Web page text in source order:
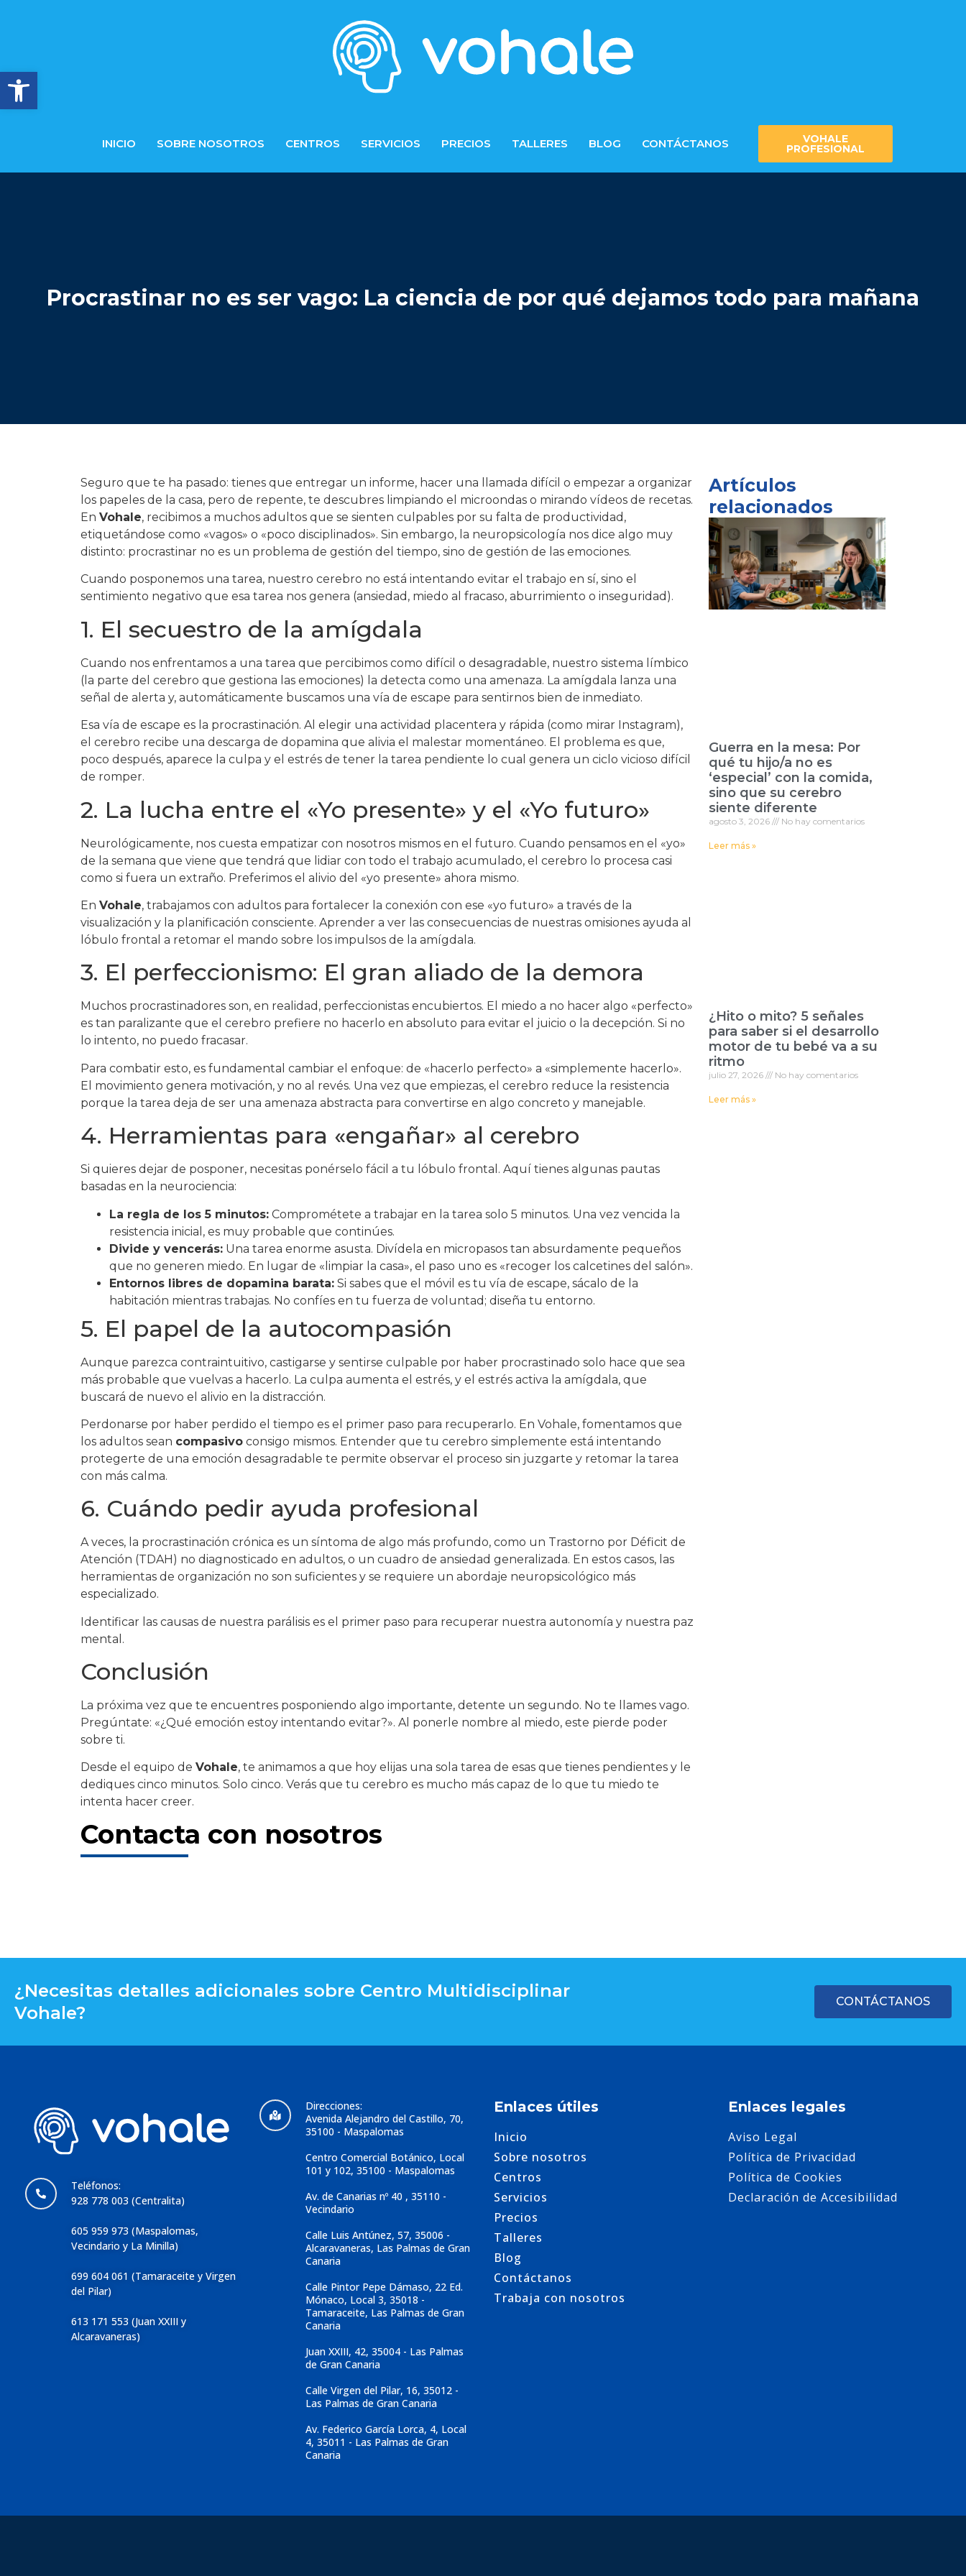
Abrir barra de herramientas
INICIO SOBRE NOSOTROS CENTROS SERVICIOS PRECIOS TALLERES BLOG CONTÁCTANOS VOHALE
PROFESIONAL
Procrastinar no es ser vago: La ciencia de por qué dejamos todo para mañana
Seguro que te ha pasado: tienes que entregar un informe, hacer una llamada difícil o empezar a organizar
los papeles de la casa, pero de repente, te descubres limpiando el microondas o mirando vídeos de recetas.
En Vohale, recibimos a muchos adultos que se sienten culpables por su falta de productividad,
etiquetándose como «vagos» o «poco disciplinados». Sin embargo, la neuropsicología nos dice algo muy
distinto: procrastinar no es un problema de gestión del tiempo, sino de gestión de las emociones.
Cuando posponemos una tarea, nuestro cerebro no está intentando evitar el trabajo en sí, sino el
sentimiento negativo que esa tarea nos genera (ansiedad, miedo al fracaso, aburrimiento o inseguridad).
1. El secuestro de la amígdala
Cuando nos enfrentamos a una tarea que percibimos como difícil o desagradable, nuestro sistema límbico
(la parte del cerebro que gestiona las emociones) la detecta como una amenaza. La amígdala lanza una
señal de alerta y, automáticamente buscamos una vía de escape para sentirnos bien de inmediato.
Esa vía de escape es la procrastinación. Al elegir una actividad placentera y rápida (como mirar Instagram),
el cerebro recibe una descarga de dopamina que alivia el malestar momentáneo. El problema es que,
poco después, aparece la culpa y el estrés de tener la tarea pendiente lo cual genera un ciclo vicioso difícil
de romper.
2. La lucha entre el «Yo presente» y el «Yo futuro»
Neurológicamente, nos cuesta empatizar con nosotros mismos en el futuro. Cuando pensamos en el «yo»
de la semana que viene que tendrá que lidiar con todo el trabajo acumulado, el cerebro lo procesa casi
como si fuera un extraño. Preferimos el alivio del «yo presente» ahora mismo.
En Vohale, trabajamos con adultos para fortalecer la conexión con ese «yo futuro» a través de la
visualización y la planificación consciente. Aprender a ver las consecuencias de nuestras omisiones ayuda al
lóbulo frontal a retomar el mando sobre los impulsos de la amígdala.
3. El perfeccionismo: El gran aliado de la demora
Muchos procrastinadores son, en realidad, perfeccionistas encubiertos. El miedo a no hacer algo «perfecto»
es tan paralizante que el cerebro prefiere no hacerlo en absoluto para evitar el juicio o la decepción. Si no
lo intento, no puedo fracasar.
Para combatir esto, es fundamental cambiar el enfoque: de «hacerlo perfecto» a «simplemente hacerlo».
El movimiento genera motivación, y no al revés. Una vez que empiezas, el cerebro reduce la resistencia
porque la tarea deja de ser una amenaza abstracta para convertirse en algo concreto y manejable.
4. Herramientas para «engañar» al cerebro
Si quieres dejar de posponer, necesitas ponérselo fácil a tu lóbulo frontal. Aquí tienes algunas pautas
basadas en la neurociencia:
La regla de los 5 minutos: Comprométete a trabajar en la tarea solo 5 minutos. Una vez vencida la
resistencia inicial, es muy probable que continúes.
Divide y vencerás: Una tarea enorme asusta. Divídela en micropasos tan absurdamente pequeños
que no generen miedo. En lugar de «limpiar la casa», el paso uno es «recoger los calcetines del salón».
Entornos libres de dopamina barata: Si sabes que el móvil es tu vía de escape, sácalo de la
habitación mientras trabajas. No confíes en tu fuerza de voluntad; diseña tu entorno.
5. El papel de la autocompasión
Aunque parezca contraintuitivo, castigarse y sentirse culpable por haber procrastinado solo hace que sea
más probable que vuelvas a hacerlo. La culpa aumenta el estrés, y el estrés activa la amígdala, que
buscará de nuevo el alivio en la distracción.
Perdonarse por haber perdido el tiempo es el primer paso para recuperarlo. En Vohale, fomentamos que
los adultos sean compasivo consigo mismos. Entender que tu cerebro simplemente está intentando
protegerte de una emoción desagradable te permite observar el proceso sin juzgarte y retomar la tarea
con más calma.
6. Cuándo pedir ayuda profesional
A veces, la procrastinación crónica es un síntoma de algo más profundo, como un Trastorno por Déficit de
Atención (TDAH) no diagnosticado en adultos, o un cuadro de ansiedad generalizada. En estos casos, las
herramientas de organización no son suficientes y se requiere un abordaje neuropsicológico más
especializado.
Identificar las causas de nuestra parálisis es el primer paso para recuperar nuestra autonomía y nuestra paz
mental.
Conclusión
La próxima vez que te encuentres posponiendo algo importante, detente un segundo. No te llames vago.
Pregúntate: «¿Qué emoción estoy intentando evitar?». Al ponerle nombre al miedo, este pierde poder
sobre ti.
Desde el equipo de Vohale, te animamos a que hoy elijas una sola tarea de esas que tienes pendientes y le
dediques cinco minutos. Solo cinco. Verás que tu cerebro es mucho más capaz de lo que tu miedo te
intenta hacer creer.
Contacta con nosotros
Artículos
relacionados
Guerra en la mesa: Por
qué tu hijo/a no es
‘especial’ con la comida,
sino que su cerebro
siente diferente
agosto 3, 2026 No hay comentarios
Leer más »
¿Hito o mito? 5 señales
para saber si el desarrollo
motor de tu bebé va a su
ritmo
julio 27, 2026 No hay comentarios
Leer más »
¿Necesitas detalles adicionales sobre Centro Multidisciplinar
Vohale?
CONTÁCTANOS
Teléfonos:
928 778 003 (Centralita)
605 959 973 (Maspalomas,
Vecindario y La Minilla)
699 604 061 (Tamaraceite y Virgen
del Pilar)
613 171 553 (Juan XXIII y
Alcaravaneras)
Direcciones:
Avenida Alejandro del Castillo, 70,
35100 - Maspalomas
Centro Comercial Botánico, Local
101 y 102, 35100 - Maspalomas
Av. de Canarias nº 40 , 35110 -
Vecindario
Calle Luis Antúnez, 57, 35006 -
Alcaravaneras, Las Palmas de Gran
Canaria
Calle Pintor Pepe Dámaso, 22 Ed.
Mónaco, Local 3, 35018 -
Tamaraceite, Las Palmas de Gran
Canaria
Juan XXIII, 42, 35004 - Las Palmas
de Gran Canaria
Calle Virgen del Pilar, 16, 35012 -
Las Palmas de Gran Canaria
Av. Federico García Lorca, 4, Local
4, 35011 - Las Palmas de Gran
Canaria
Enlaces útiles
Inicio
Sobre nosotros
Centros
Servicios
Precios
Talleres
Blog
Contáctanos
Trabaja con nosotros
Enlaces legales
Aviso Legal
Política de Privacidad
Política de Cookies
Declaración de Accesibilidad